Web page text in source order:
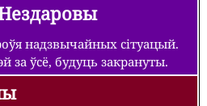
надзвычайных сітуацый.
за ўсё, будуць закрануты.